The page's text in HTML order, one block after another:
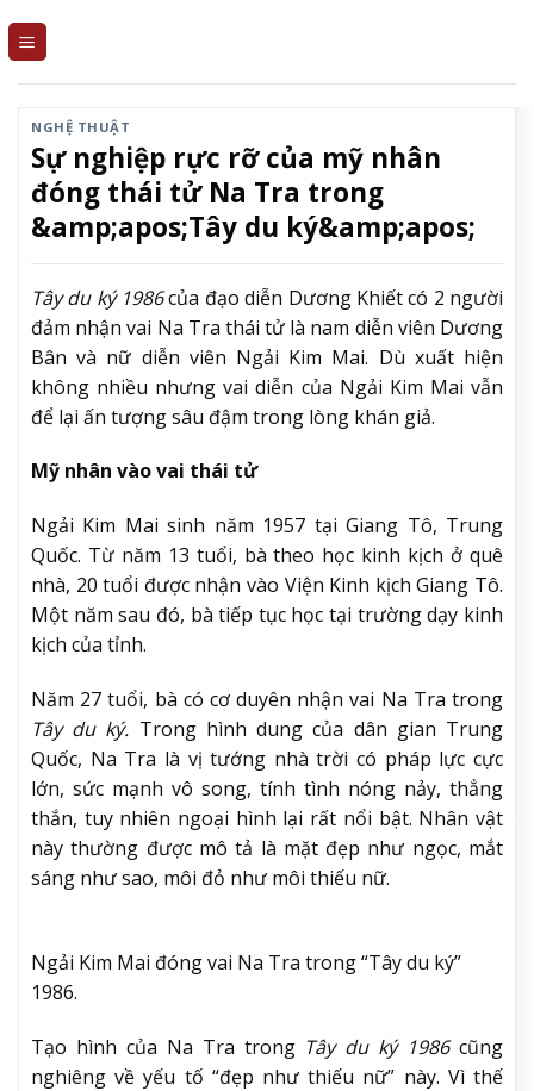
NGHỆ THUẬT
Sự nghiệp rực rỡ của mỹ nhân
đóng thái tử Na Tra trong
&amp;apos;Tây du ký&amp;apos;
Tây du ký 1986của đạo diễn Dương Khiết có 2 người
đảm nhận vai Na Tra thái tử là nam diễn viên Dương
Bân và nữ diễn viên Ngải Kim Mai. Dù xuất hiện
không nhiều nhưng vai diễn của Ngải Kim Mai vẫn
để lại ấn tượng sâu đậm trong lòng khán giả.
Mỹ nhân vào vai thái tử
Ngải Kim Mai sinh năm 1957 tại Giang Tô, Trung
Quốc. Từ năm 13 tuổi, bà theo học kinh kịch ở quê
nhà, 20 tuổi được nhận vào Viện Kinh kịch Giang Tô.
Một năm sau đó, bà tiếp tục học tại trường dạy kinh
kịch của tỉnh.
Năm 27 tuổi, bà có cơ duyên nhận vai Na Tra trong
Tây du ký. Trong hình dung của dân gian Trung
Quốc, Na Tra là vị tướng nhà trời có pháp lực cực
lớn, sức mạnh vô song, tính tình nóng nảy, thẳng
thắn, tuy nhiên ngoại hình lại rất nổi bật. Nhân vật
này thường được mô tả là mặt đẹp như ngọc, mắt
sáng như sao, môi đỏ như môi thiếu nữ.
Ngải Kim Mai đóng vai Na Tra trong “Tây du ký”
1986.
Tạo hình của Na Tra trong Tây du ký 1986cũng
nghiêng về yếu tố “đẹp như thiếu nữ” này. Vì thế